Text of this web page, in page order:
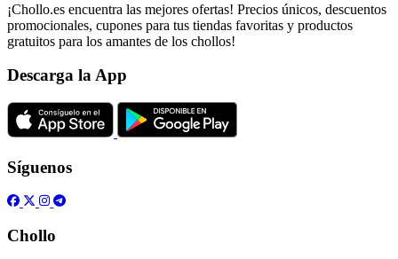
¡Chollo.es encuentra las mejores ofertas! Precios únicos, descuentos
promocionales, cupones para tus tiendas favoritas y productos
gratuitos para los amantes de los chollos!
Descarga la App
Síguenos
Chollo